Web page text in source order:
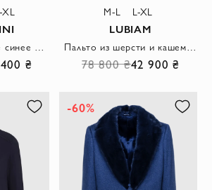
XL
Пальто шерстяное синее мужское
₴
M-L L-XL
LUBIAM
Пальто из шерсти и кашемира с узором в крупную клетку
78 800 ₴42 900 ₴
-60%